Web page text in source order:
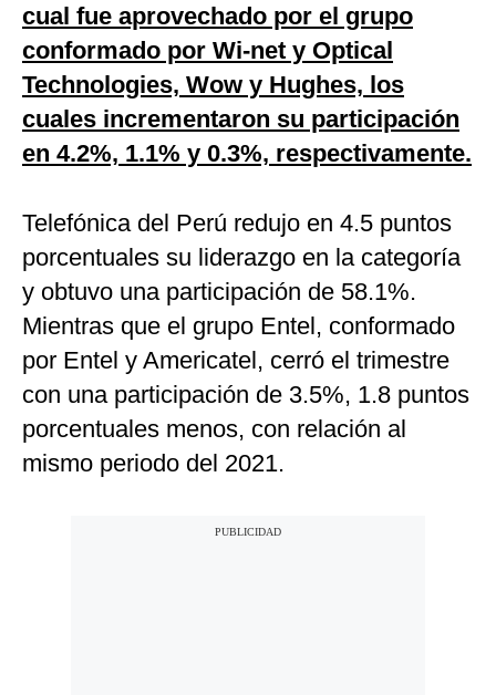
cual fue aprovechado por el grupo
conformado por Wi-net y Optical
Technologies, Wow y Hughes, los
cuales incrementaron su participación
en 4.2%, 1.1% y 0.3%, respectivamente.
Telefónica del Perú redujo en 4.5 puntos
porcentuales su liderazgo en la categoría
y obtuvo una participación de 58.1%.
Mientras que el grupo Entel, conformado
por Entel y Americatel, cerró el trimestre
con una participación de 3.5%, 1.8 puntos
porcentuales menos, con relación al
mismo periodo del 2021.